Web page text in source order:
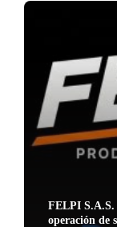
FELPI S.A.S.
operación de